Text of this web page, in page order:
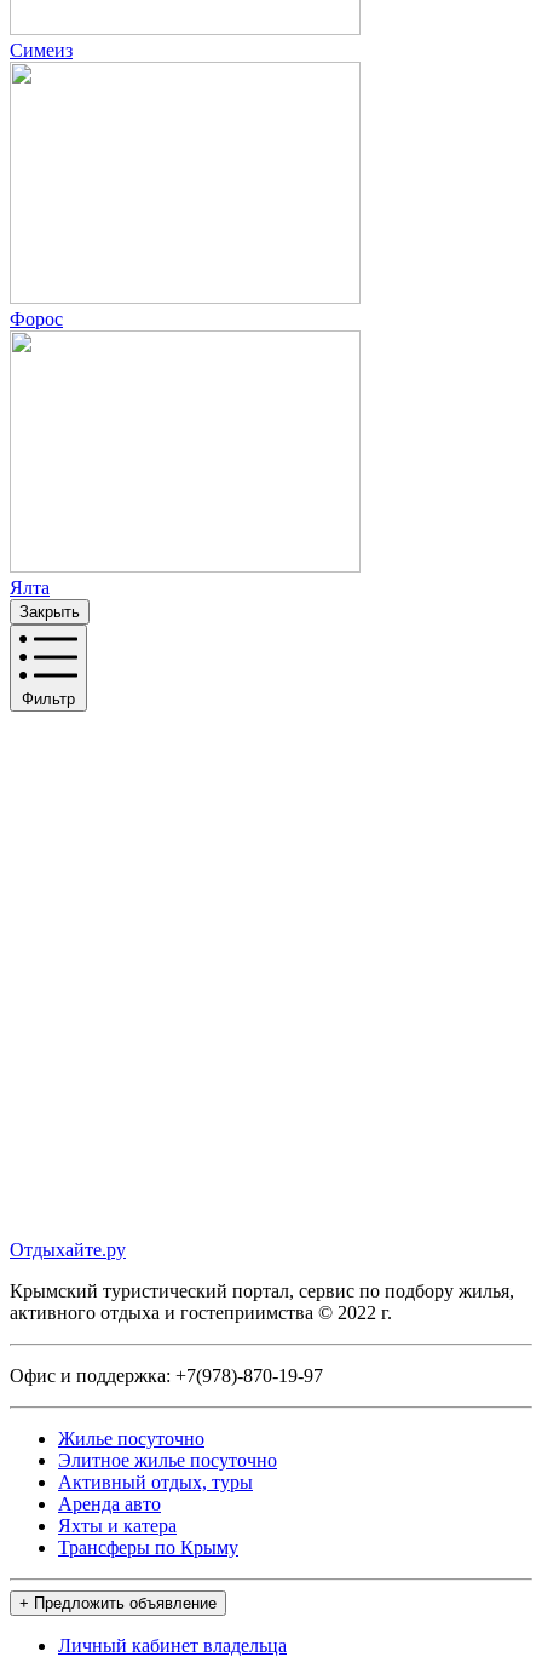
Симеиз
Форос
Ялта
Закрыть
Фильтр
Отдыхайте.ру
Крымский туристический портал, сервис по подбору жилья,
активного отдыха и гостеприимства © 2022 г.
Офис и поддержка: +7(978)-870-19-97
Жилье посуточно
Элитное жилье посуточно
Активный отдых, туры
Аренда авто
Яхты и катера
Трансферы по Крыму
+ Предложить объявление
Личный кабинет владельца